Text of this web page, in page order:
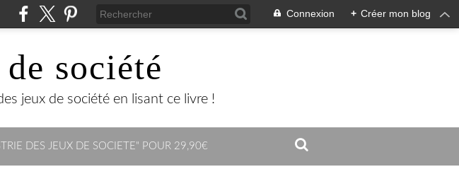
Connexion + Créer mon blog
société
jeux de société en lisant ce livre !
DES JEUX DE SOCIETE" POUR 29,90€